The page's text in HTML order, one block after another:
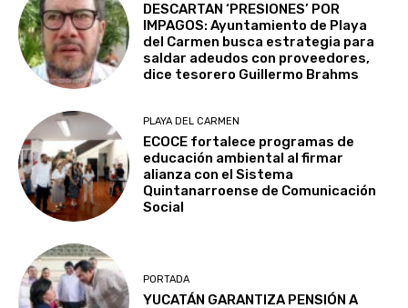
DESCARTAN ‘PRESIONES’ POR
IMPAGOS: Ayuntamiento de Playa
del Carmen busca estrategia para
saldar adeudos con proveedores,
dice tesorero Guillermo Brahms
PLAYA DEL CARMEN
ECOCE fortalece programas de
educación ambiental al firmar
alianza con el Sistema
Quintanarroense de Comunicación
Social
PORTADA
YUCATÁN GARANTIZA PENSIÓN A